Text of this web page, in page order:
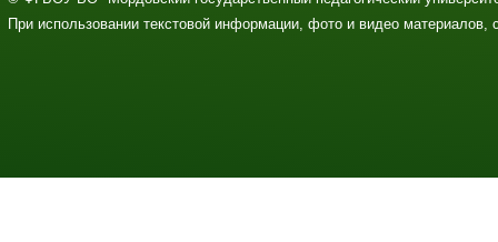
При использовании текстовой информации, фото и видео материалов,